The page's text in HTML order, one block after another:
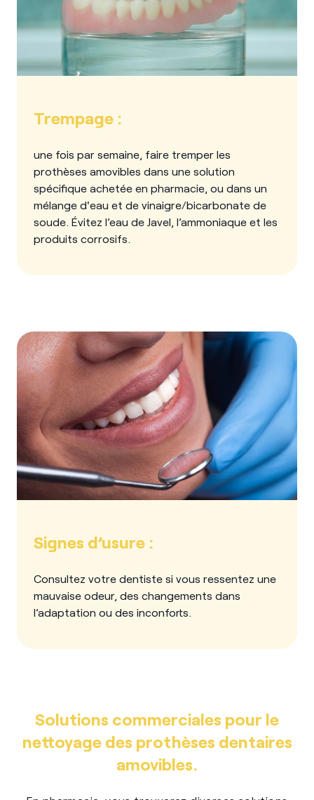
Trempage :
une fois par semaine, faire tremper les
prothèses amovibles dans une solution
spécifique achetée en pharmacie, ou dans un
mélange d'eau et de vinaigre/bicarbonate de
soude. Évitez l’eau de Javel, l’ammoniaque et les
produits corrosifs.
Signes d’usure :
Consultez votre dentiste si vous ressentez une
mauvaise odeur, des changements dans
l’adaptation ou des inconforts.
Solutions commerciales pour le
nettoyage des prothèses dentaires
amovibles.